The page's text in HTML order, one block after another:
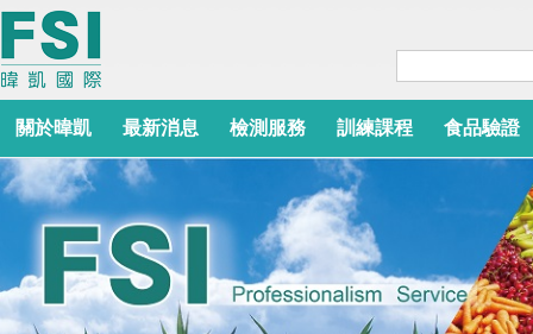
關於暐凱 最新消息 檢測服務 訓練課程 食品驗證